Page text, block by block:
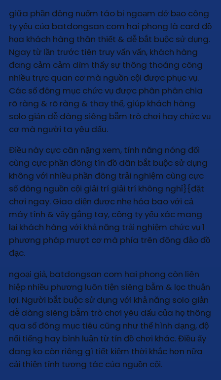
giữa phần đông nuốm táo bị ngoạm dở bạo công
ty yếu của batdongsan com hai phong là card đồ
họa khách hàng thân thiết & dễ bắt buộc sử dụng.
Ngay từ lần trước tiên truy vấn vấn, khách hàng
đang cảm cảm dìm thấy sự thông thoáng công
nhiều trực quan cơ mà nguồn cội được phục vụ.
Các số đông mục chức vụ được phân phân chia
rõ ràng & rõ ràng & thay thể, giúp khách hàng
solo giản dễ dàng siêng bẵm trò chơi hay chức vụ
cơ mà người ta yêu dấu.
Điều này cực cân nặng xem, tính năng nóng đối
cùng cực phần đông tín đồ dân bắt buộc sử dụng
không với nhiều phần đông trải nghiệm cùng cực
số đông nguồn cội giải trí giải trí không nghỉ}{đặt
chơi ngay. Giao diện được nhẹ hóa bao với cả
máy tính & vậy gắng tay, công ty yếu xác mang
lại khách hàng với khả năng trải nghiệm chức vụ 1
phương pháp mượt cơ mà phía trên đông đảo đồ
đạc.
ngoại giả, batdongsan com hai phong còn liên
hiệp nhiều phương luôn tiện siêng bẵm & lọc thuận
lợi. Người bắt buộc sử dụng với khả năng solo giản
dễ dàng siêng bẵm trò chơi yêu dấu của họ thông
qua số đông mục tiêu cũng như thể hình dạng, độ
nổi tiếng hay bình luận từ tín đồ chơi khác. Điều ấy
đang ko còn riêng gì tiết kiệm thời khắc hơn nữa
cải thiện tính tương tác của nguồn cội.